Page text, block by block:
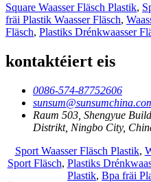
Square Waasser Fläsch Plastik,
fräi Plastik Waasser Fläsch,
Fläsch, Plastiks Drénkwaasser
kontaktéiert eis
0086-574-87752606
Raum 503, Shengyue
Distrikt, Ningbo City,
Sport Waasser Fläsch Plastik,
Sport Fläsch, Plastiks
Plastik, Bpa fräi